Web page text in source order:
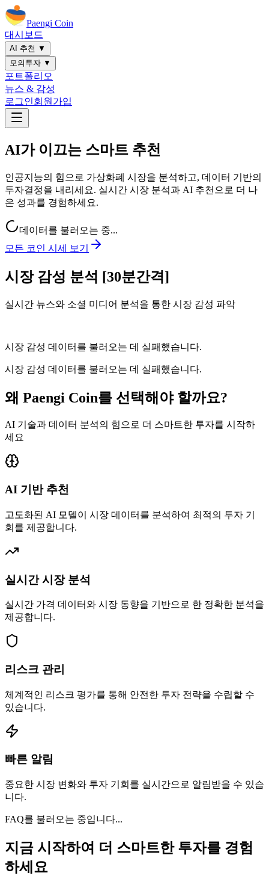
Paengi Coin
대시보드
AI 추천 ▼
모의투자 ▼
포트폴리오
뉴스 & 감성
로그인회원가입
AI가 이끄는 스마트 추천
인공지능의 힘으로 가상화폐 시장을 분석하고, 데이터 기반의
투자결정을 내리세요. 실시간 시장 분석과 AI 추천으로 더 나
은 성과를 경험하세요.
데이터를 불러오는 중...
모든 코인 시세 보기
시장 감성 분석 [30분간격]
실시간 뉴스와 소셜 미디어 분석을 통한 시장 감성 파악
시장 감성 데이터를 불러오는 데 실패했습니다.
시장 감성 데이터를 불러오는 데 실패했습니다.
왜 Paengi Coin를 선택해야 할까요?
AI 기술과 데이터 분석의 힘으로 더 스마트한 투자를 시작하
세요
AI 기반 추천
고도화된 AI 모델이 시장 데이터를 분석하여 최적의 투자 기
회를 제공합니다.
실시간 시장 분석
실시간 가격 데이터와 시장 동향을 기반으로 한 정확한 분석을
제공합니다.
리스크 관리
체계적인 리스크 평가를 통해 안전한 투자 전략을 수립할 수
있습니다.
빠른 알림
중요한 시장 변화와 투자 기회를 실시간으로 알림받을 수 있습
니다.
FAQ를 불러오는 중입니다...
지금 시작하여 더 스마트한 투자를 경험
하세요